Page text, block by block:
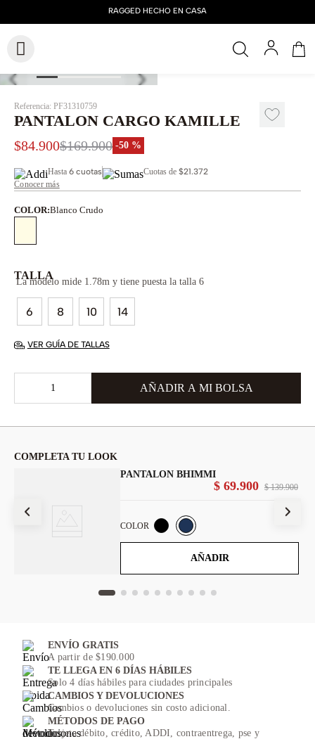
Referencia: PF31310759
PANTALON CARGO KAMILLE
$84.900$169.900 -50 %
Hasta 6 cuotas Cuotas de $21.372
Conocer más
COLOR:Blanco Crudo
TALLA
6 8 10 14
La modelo mide 1.78m y tiene puesta la talla 6
VER GUÍA DE TALLAS
COMPLETA TU LOOK
PANTALON BHIMMI
$ 139.900
$ 69.900
COLOR
AÑADIR
ENVÍO GRATIS
A partir de $190.000
TE LLEGA EN 6 DÍAS HÁBILES
Solo 4 días hábiles para ciudades principales
CAMBIOS Y DEVOLUCIONES
Cambios o devoluciones sin costo adicional.
MÉTODOS DE PAGO
Tarjeta débito, crédito, ADDI, contraentrega, pse y